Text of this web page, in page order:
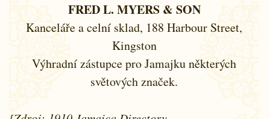
FRED L. MYERS & SON
Kanceláře a celní sklad, 188 Harbour Street,
Kingston
Výhradní zástupce pro Jamajku některých
světových značek.